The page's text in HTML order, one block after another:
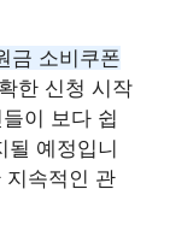
금 소비쿠폰
한 신청 시작
이 보다 쉽
될 예정입니
지속적인 관